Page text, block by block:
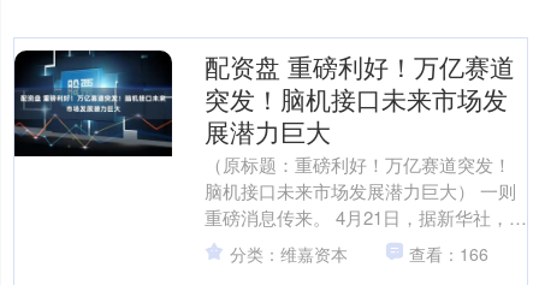
配资盘 重磅利好！万亿赛道
突发！脑机接口未来市场发
展潜力巨大
（原标题：重磅利好！万亿赛道突发！
脑机接口未来市场发展潜力巨大） 一则
重磅消息传来。 4月21日，据新华社，美
国英特尔公司日前发布名为Hala Point的
大型....
分类：维嘉资本 查看：166